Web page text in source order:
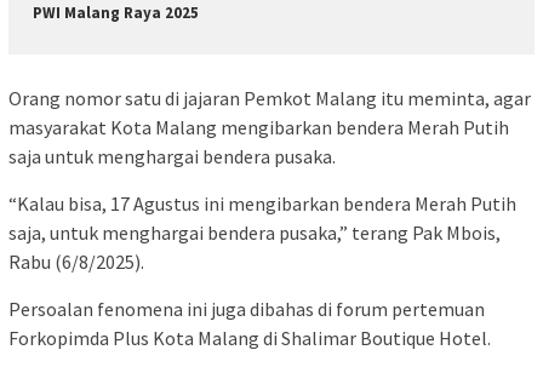
PWI Malang Raya 2025
Orang nomor satu di jajaran Pemkot Malang itu meminta, agar
masyarakat Kota Malang mengibarkan bendera Merah Putih
saja untuk menghargai bendera pusaka.
“Kalau bisa, 17 Agustus ini mengibarkan bendera Merah Putih
saja, untuk menghargai bendera pusaka,” terang Pak Mbois,
Rabu (6/8/2025).
Persoalan fenomena ini juga dibahas di forum pertemuan
Forkopimda Plus Kota Malang di Shalimar Boutique Hotel.